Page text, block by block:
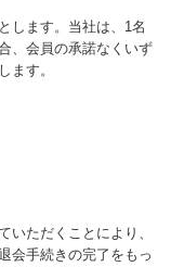
します。当社は、1名
、会員の承諾なくいず
ます。
いただくことにより、
会手続きの完了をもっ